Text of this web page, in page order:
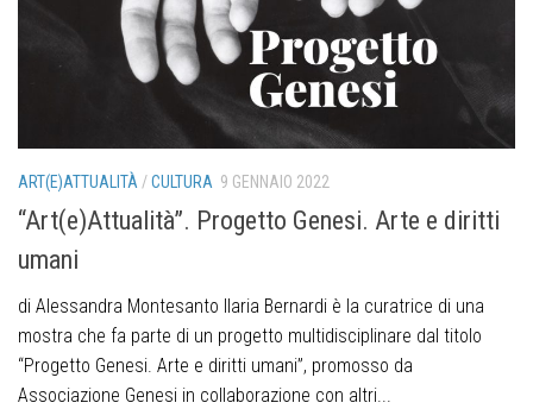
ART(E)ATTUALITÀ /CULTURA 9 GENNAIO 2022
“Art(e)Attualità”. Progetto Genesi. Arte e diritti
umani
di Alessandra Montesanto Ilaria Bernardi è la curatrice di una
mostra che fa parte di un progetto multidisciplinare dal titolo
“Progetto Genesi. Arte e diritti umani”, promosso da
Associazione Genesi in collaborazione con altri...